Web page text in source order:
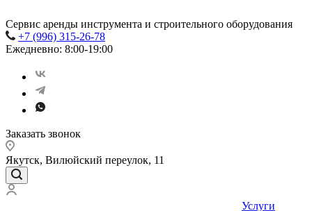
Сервис аренды инструмента и строительного оборудования
+7 (996) 315-26-78
Ежедневно: 8:00-19:00
Заказать звонок
Якутск, Вилюйский переулок, 11
Услуги